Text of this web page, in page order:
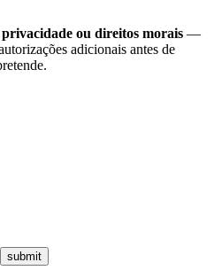
ou direitos morais —
adicionais antes de
submit